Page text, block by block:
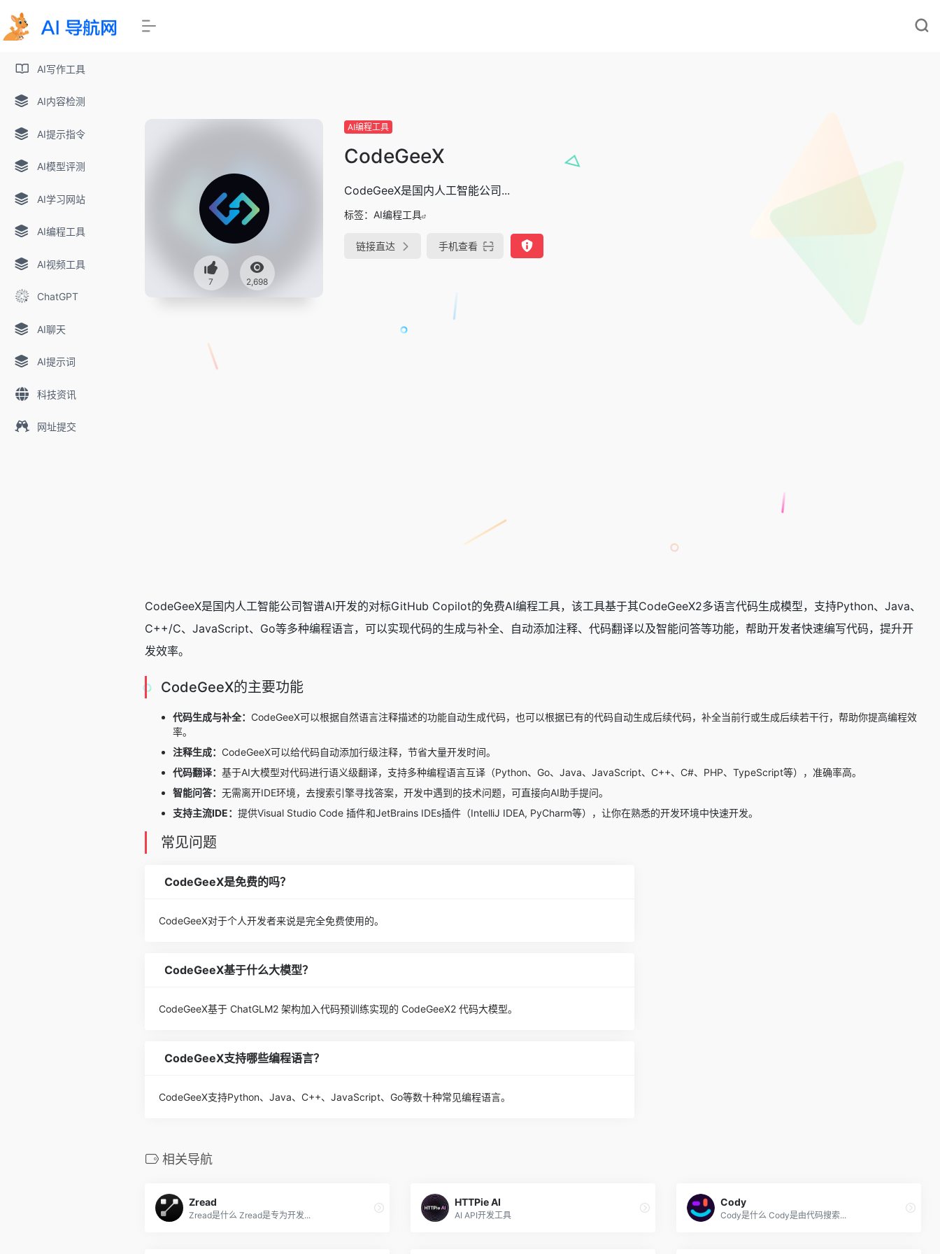
AI写作工具
AI内容检测
AI提示指令
AI模型评测
AI学习网站
AI编程工具
AI视频工具
ChatGPT
AI聊天
AI提示词
科技资讯
网址提交
7 2,698
AI编程工具
CodeGeeX
CodeGeeX是国内人工智能公司...
标签： AI编程工具
链接直达 手机查看
CodeGeeX是国内人工智能公司智谱AI开发的对标GitHub Copilot的免费AI编程工具，该工具基于其CodeGeeX2多语言代码生成模型，支持Python、Java、
C++/C、JavaScript、Go等多种编程语言，可以实现代码的生成与补全、自动添加注释、代码翻译以及智能问答等功能，帮助开发者快速编写代码，提升开
发效率。
CodeGeeX的主要功能
代码生成与补全： CodeGeeX可以根据自然语言注释描述的功能自动生成代码，也可以根据已有的代码自动生成后续代码，补全当前行或生成后续若干行，帮助你提高编程效
率。
注释生成： CodeGeeX可以给代码自动添加行级注释，节省大量开发时间。
代码翻译： 基于AI大模型对代码进行语义级翻译，支持多种编程语言互译（Python、Go、Java、JavaScript、C++、C#、PHP、TypeScript等），准确率高。
智能问答： 无需离开IDE环境，去搜索引擎寻找答案，开发中遇到的技术问题，可直接向AI助手提问。
支持主流IDE： 提供Visual Studio Code 插件和JetBrains IDEs插件（IntelliJ IDEA, PyCharm等），让你在熟悉的开发环境中快速开发。
常见问题
CodeGeeX是免费的吗？
CodeGeeX对于个人开发者来说是完全免费使用的。
CodeGeeX基于什么大模型？
CodeGeeX基于 ChatGLM2 架构加入代码预训练实现的 CodeGeeX2 代码大模型。
CodeGeeX支持哪些编程语言？
CodeGeeX支持Python、Java、C++、JavaScript、Go等数十种常见编程语言。
相关导航
Zread
Zread是什么 Zread是专为开发...
HTTPie AI
AI API开发工具
Cody
Cody是什么 Cody是由代码搜索...